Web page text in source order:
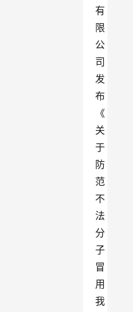
有
限
公
司
发
布
《
关
于
防
范
不
法
分
子
冒
用
我